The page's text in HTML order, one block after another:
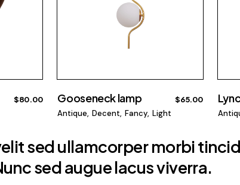
$80.00 Gooseneck lamp $65.00
Antique Decent Fancy Light
sed ullamcorper morbi
sed augue lacus viverra.